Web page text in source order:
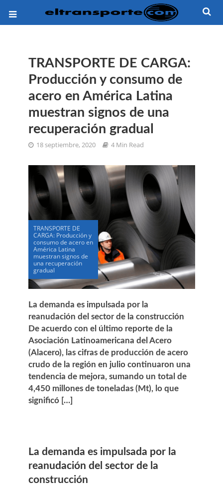
TRANSPORTE DE CARGA:
Producción y consumo de
acero en América Latina
muestran signos de una
recuperación gradual
18 septiembre, 2020 4 Min Read
TRANSPORTE DE
CARGA: Producción y
consumo de acero en
América Latina
muestran signos de
una recuperación
gradual
La demanda es impulsada por la
reanudación del sector de la construcción
De acuerdo con el último reporte de la
Asociación Latinoamericana del Acero
(Alacero), las cifras de producción de acero
crudo de la región en julio continuaron una
tendencia de mejora, sumando un total de
4,450 millones de toneladas (Mt), lo que
significó […]
La demanda es impulsada por la
reanudación del sector de la
construcción